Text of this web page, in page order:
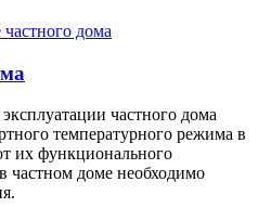
частного дома
температурного режима в
их функционального
частном доме необходимо